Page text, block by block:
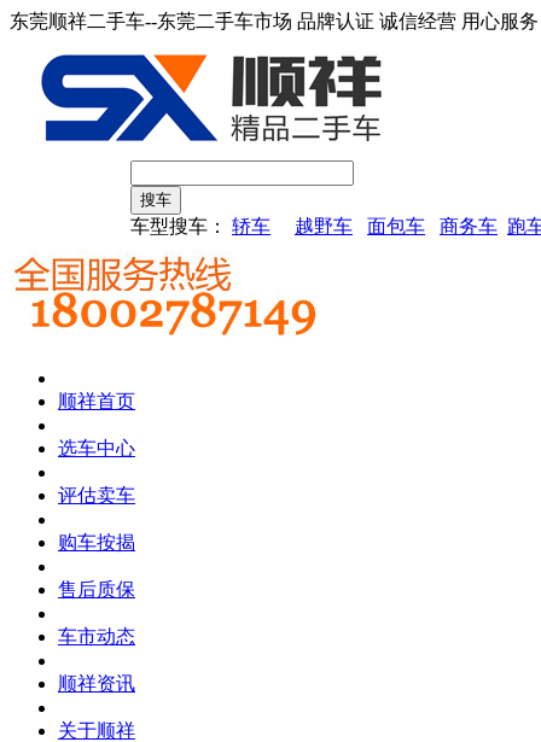
东莞顺祥二手车--东莞二手车市场 品牌认证 诚信经营 用心服
车型搜车： 轿车 越野车 面包车 商务车 跑
顺祥首页
选车中心
评估卖车
购车按揭
售后质保
车市动态
顺祥资讯
关于顺祥